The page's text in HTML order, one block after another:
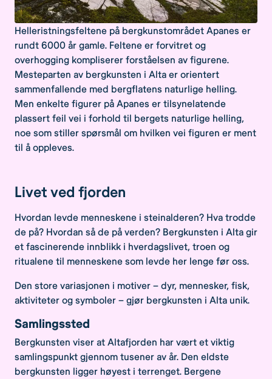
Helleristningsfeltene på bergkunstområdet Apanes er
rundt 6000 år gamle. Feltene er forvitret og
overhogging kompliserer forståelsen av figurene.
Mesteparten av bergkunsten i Alta er orientert
sammenfallende med bergflatens naturlige helling.
Men enkelte figurer på Apanes er tilsynelatende
plassert feil vei i forhold til bergets naturlige helling,
noe som stiller spørsmål om hvilken vei figuren er ment
til å oppleves.
Livet ved fjorden
Hvordan levde menneskene i steinalderen? Hva trodde
de på? Hvordan så de på verden? Bergkunsten i Alta gir
et fascinerende innblikk i hverdagslivet, troen og
ritualene til menneskene som levde her lenge før oss.
Den store variasjonen i motiver – dyr, mennesker, fisk,
aktiviteter og symboler – gjør bergkunsten i Alta unik.
Samlingssted
Bergkunsten viser at Altafjorden har vært et viktig
samlingspunkt gjennom tusener av år. Den eldste
bergkunsten ligger høyest i terrenget. Bergene